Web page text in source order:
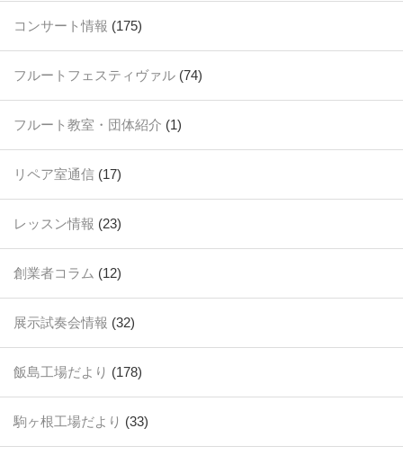
コンサート情報 (175)
フルートフェスティヴァル (74)
フルート教室・団体紹介 (1)
リペア室通信 (17)
レッスン情報 (23)
創業者コラム (12)
展示試奏会情報 (32)
飯島工場だより (178)
駒ヶ根工場だより (33)